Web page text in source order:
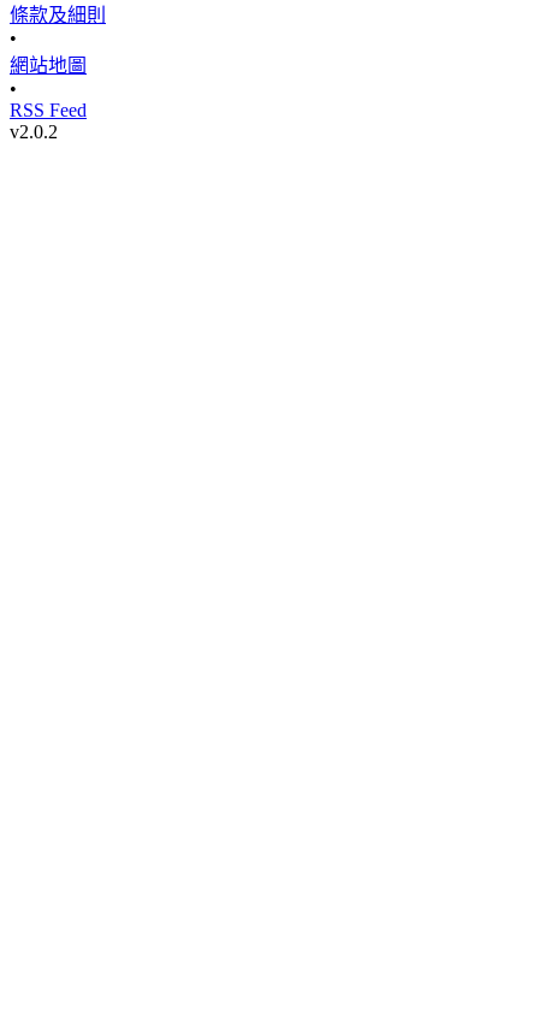
條款及細則
•
網站地圖
•
RSS Feed
v2.0.2